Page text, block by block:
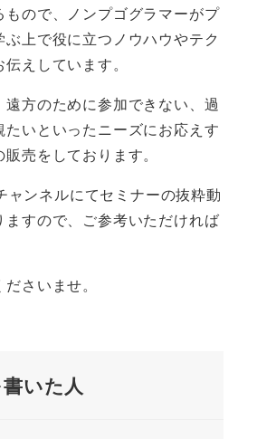
もので、ノンプゴグラマーがプ
ぶ上で役に立つノウハウやテク
えしています。
遠方のために参加できない、過
いといったニーズにお応えす
売をしております。
ャンネルにてセミナーの抜粋動
ますので、ご参考いただければ
さいませ。
いた人